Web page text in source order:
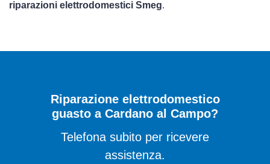
riparazioni elettrodomestici Smeg.
Riparazione elettrodomestico
guasto a Cardano al Campo?
Telefona subito per ricevere
assistenza.